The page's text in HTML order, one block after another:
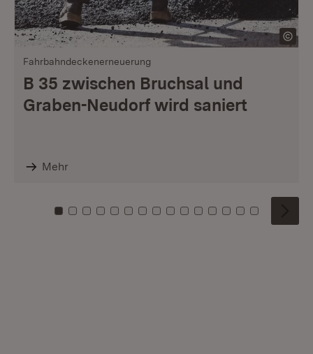
Fahrbahndeckenerneuerung
B 35 zwischen Bruchsal und
Graben-Neudorf wird saniert
Mehr
Zu Kachel: 0
Zu Kachel: 1
Zu Kachel: 2
Zu Kachel: 3
Zu Kachel: 4
Zu Kachel: 5
Zu Kachel: 6
Zu Kachel: 7
Zu Kachel: 8
Zu Kachel: 9
Zu Kachel: 10
Zu Kachel: 11
Zu Kachel: 12
Zu Kachel:
Zu